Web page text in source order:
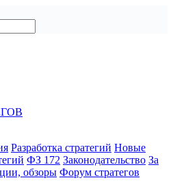
Разработка стратегий Новые
ФЗ 172 Законодательство За
обзоры Форум стратегов